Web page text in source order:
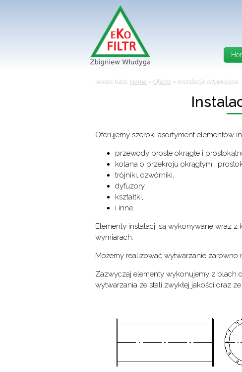
Jesteś tutaj: Home » Oferta » Instalacje odpylające
Oferujemy szeroki asortyment elementów
przewody proste okrągłe i
kolana o przekroju okrągłym i
trójniki, czwórniki,
dyfuzory,
kształtki,
i inne.
Elementy instalacji są wykonywane wraz
wymiarach.
Możemy realizować wytwarzanie zarówno
Zazwyczaj elementy wykonujemy z blach
wytwarzania ze stali zwykłej jakości oraz